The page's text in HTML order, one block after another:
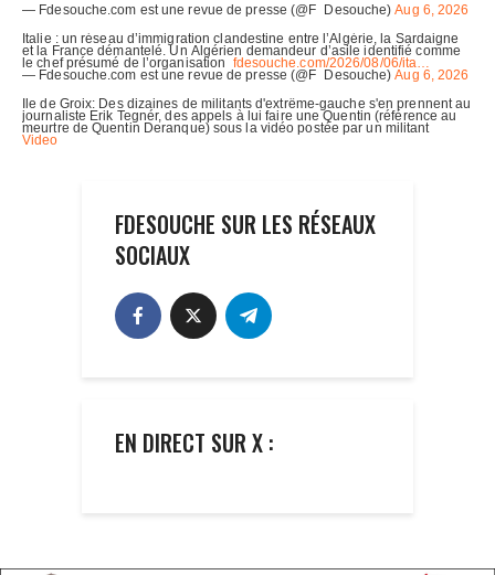
FDESOUCHE SUR LES RÉSEAUX
SOCIAUX
EN DIRECT SUR X :